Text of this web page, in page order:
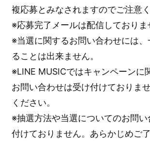
複応募とみなされますのでご注意く
※応募完了メールは配信しておりま
※当選に関するお問い合わせには
ることは出来ません。
※LINE MUSICではキャンペーンに
お問い合わせは受け付けておりま
ください。
※抽選方法や当選についてのお問
付けておりません。あらかじめご